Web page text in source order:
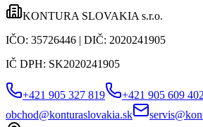
KONTURA SLOVAKIA s.r.o.
IČO: 35726446 | DIČ: 2020241905
IČ DPH: SK2020241905
+421 905 327 819
+421 905 609 402
obchod@konturaslovakia.sk